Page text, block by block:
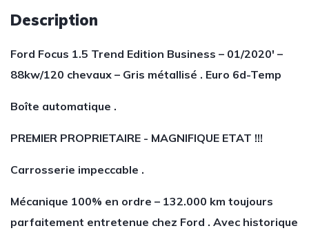
Description
Ford Focus 1.5 Trend Edition Business – 01/2020′ –
88kw/120 chevaux – Gris métallisé . Euro 6d-Temp
Boîte automatique .
PREMIER PROPRIETAIRE - MAGNIFIQUE ETAT !!!
Carrosserie impeccable .
Mécanique 100% en ordre – 132.000 km toujours
parfaitement entretenue chez Ford . Avec historique